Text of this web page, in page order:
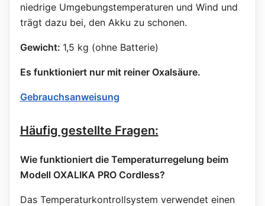
niedrige Umgebungstemperaturen und Wind und
trägt dazu bei, den Akku zu schonen.
Gewicht: 1,5 kg (ohne Batterie)
Es funktioniert nur mit reiner Oxalsäure.
Gebrauchsanweisung
Häufig gestellte Fragen:
Wie funktioniert die Temperaturregelung beim
Modell OXALIKA PRO Cordless?
Das Temperaturkontrollsystem verwendet einen